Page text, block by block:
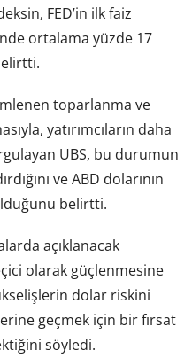
FED’in ilk faiz
ortalama yüzde 17
toparlanma ve
yatırımcıların daha
UBS, bu durumun
ve ABD dolarının
belirtti.
açıklanacak
olarak güçlenmesine
dolar riskini
geçmek için bir fırsat
söyledi.